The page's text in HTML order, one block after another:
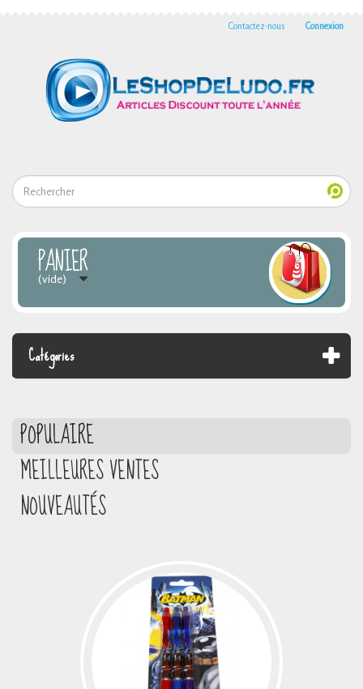
Connexion
Contactez-nous
PANIER
(vide)
Catégories
POPULAIRE
MEILLEURES VENTES
NOUVEAUTÉS